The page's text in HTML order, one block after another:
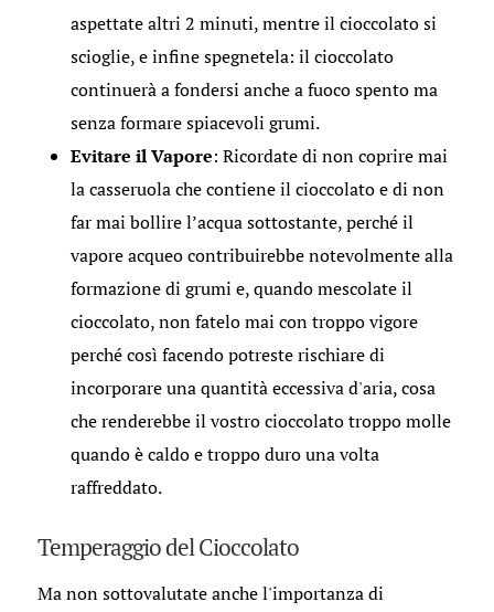
aspettate altri 2 minuti, mentre il cioccolato si
scioglie, e infine spegnetela: il cioccolato
continuerà a fondersi anche a fuoco spento ma
senza formare spiacevoli grumi.
Evitare il Vapore: Ricordate di non coprire mai
la casseruola che contiene il cioccolato e di non
far mai bollire l’acqua sottostante, perché il
vapore acqueo contribuirebbe notevolmente alla
formazione di grumi e, quando mescolate il
cioccolato, non fatelo mai con troppo vigore
perché così facendo potreste rischiare di
incorporare una quantità eccessiva d'aria, cosa
che renderebbe il vostro cioccolato troppo molle
quando è caldo e troppo duro una volta
raffreddato.
Temperaggio del Cioccolato
Ma non sottovalutate anche l'importanza di